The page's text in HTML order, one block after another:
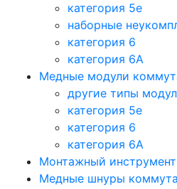
категория 5e
наборные
категория 6
категория 6A
Медные модули
другие типы
категория 5е
категория 6
категория 6A
Монтажный
Медные шнуры